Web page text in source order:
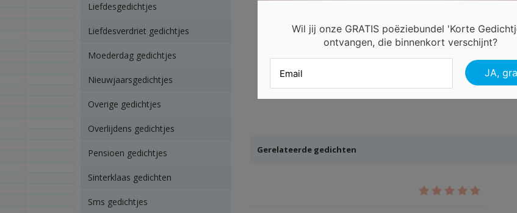
Gerelateerde gedichten
Liefdesgedichtjes
Liefdesverdriet gedichtjes
Moederdag gedichtjes
Nieuwjaarsgedichtjes
Overige gedichtjes
Overlijdens gedichtjes
Pensioen gedichtjes
Sinterklaas gedichten
Sms gedichtjes
Wil jij onze GRATIS poëziebundel 'Korte
ontvangen, die binnenkort verschijnt?